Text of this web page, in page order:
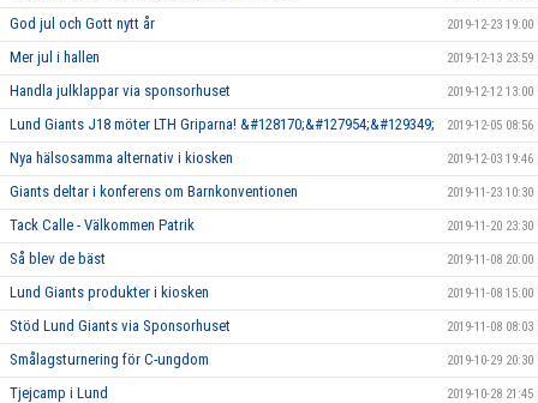
God jul och Gott nytt år 2019-12-23 19:00
Mer jul i hallen 2019-12-13 23:59
Handla julklappar via sponsorhuset 2019-12-12 13:00
Lund Giants J18 möter LTH Griparna! &#128170;&#127954;&#129349; 2019-12-05 08:56
Nya hälsosamma alternativ i kiosken 2019-12-03 19:46
Giants deltar i konferens om Barnkonventionen 2019-11-23 10:30
Tack Calle - Välkommen Patrik 2019-11-20 23:30
Så blev de bäst 2019-11-08 20:00
Lund Giants produkter i kiosken 2019-11-08 15:00
Stöd Lund Giants via Sponsorhuset 2019-11-08 08:03
Smålagsturnering för C-ungdom 2019-10-29 20:30
Tjejcamp i Lund 2019-10-28 21:45